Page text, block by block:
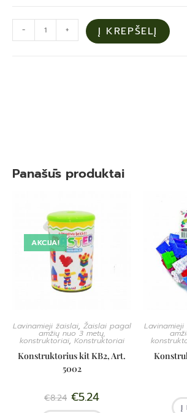
- + Į KREPŠELĮ
Panašūs produktai
AKCIJA!
Lavinamieji žaislai, Žaislai pagal
amžių nuo 3 metų,
konstruktoriai, Konstruktoriai
Konstruktorius kit KB2, Art.
5002
€8.24 €5.24
Lavinamieji
Į